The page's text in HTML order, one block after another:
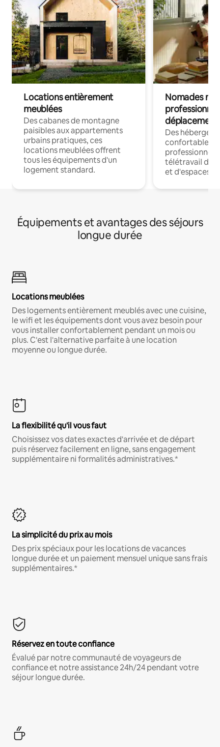
Locations entièrement
meublées
Des cabanes de montagne
paisibles aux appartements
urbains pratiques, ces
locations meublées offrent
tous les équipements d'un
logement standard.
Nomades
déplacement
Des
confortables
professionnels
télétravail
et d'espaces
Équipements et avantages des séjours
longue durée
Locations meublées
Des logements entièrement meublés avec une cuisine,
le wifi et les équipements dont vous avez besoin pour
vous installer confortablement pendant un mois ou
plus. C'est l'alternative parfaite à une location
moyenne ou longue durée.
La flexibilité qu'il vous faut
Choisissez vos dates exactes d'arrivée et de départ
puis réservez facilement en ligne, sans engagement
supplémentaire ni formalités administratives.*
La simplicité du prix au mois
Des prix spéciaux pour les locations de vacances
longue durée et un paiement mensuel unique sans frais
supplémentaires.*
Réservez en toute confiance
Évalué par notre communauté de voyageurs de
confiance et notre assistance 24h/24 pendant votre
séjour longue durée.